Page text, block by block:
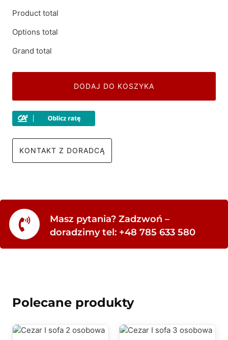
Product total
Options total
Grand total
DODAJ DO KOSZYKA
KONTAKT Z DORADCĄ
Masz pytania? Zadzwoń –
doradzimy tel: +48 785 633 580
Polecane produkty